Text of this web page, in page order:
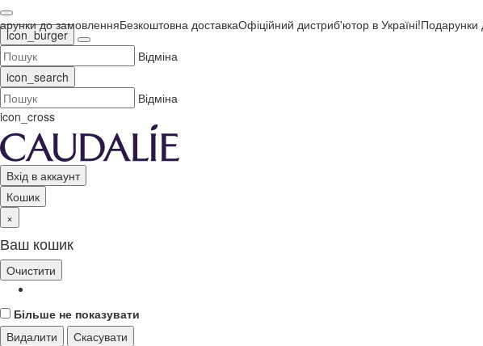
до замовленняБезкоштовна доставкаОфіційний дистриб'ютор в Україні!Подарунки до
icon_burger
Відміна
icon_search
Відміна
icon_cross
Вхід в аккаунт
Кошик
×
Ваш кошик
Очистити
Більше не показувати
Видалити
Скасувати